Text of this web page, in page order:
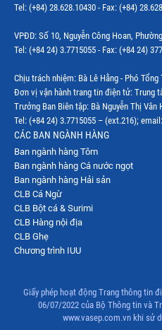
Tel: (+84) 28.628.10430 - Fax: (+84)
VPĐD: Số 10, Nguyễn Công Hoan,
Tel: (+84 24) 3.7715055 - Fax: (+84 24)
Chịu trách nhiệm: Bà Lê Hằng - Phó
Đơn vị vận hành trang tin điện tử: Trung
Trưởng Ban Biên tập: Bà Nguyễn Thị Vân
Tel: (+84 24) 3.7715055 – (ext.216);
CÁC BAN NGÀNH HÀNG
Ban ngành hàng Tôm
Ban ngành hàng Cá nước ngọt
Ban ngành hàng Hải sản
CLB Cá Ngừ
CLB Bột cá & Surimi
CLB Hàng nội địa
CLB Ghẹ
Chương trình IUU
Giấy phép hoạt động Trang thông tin
06/07/2022 của Bộ Thông tin và
www.vasep.com.vn khi sử